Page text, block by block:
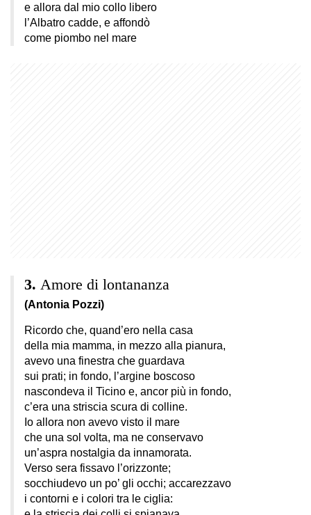
e allora dal mio collo libero
l’Albatro cadde, e affondò
come piombo nel mare
Amore di lontananza
(Antonia Pozzi)
Ricordo che, quand’ero nella casa
della mia mamma, in mezzo alla pianura,
avevo una finestra che guardava
sui prati; in fondo, l’argine boscoso
nascondeva il Ticino e, ancor più in fondo,
c’era una striscia scura di colline.
Io allora non avevo visto il mare
che una sol volta, ma ne conservavo
un’aspra nostalgia da innamorata.
Verso sera fissavo l’orizzonte;
socchiudevo un po’ gli occhi; accarezzavo
i contorni e i colori tra le ciglia: